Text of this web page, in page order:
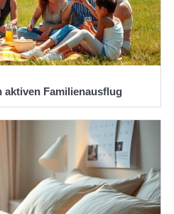
aktiven Familienausflug